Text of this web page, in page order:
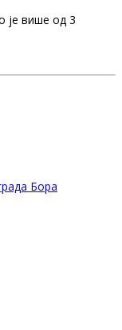
је више од 3
Бора